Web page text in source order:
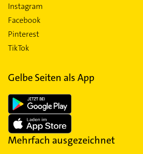
Instagram
Facebook
Pinterest
TikTok
Gelbe Seiten als App
Mehrfach ausgezeichnet